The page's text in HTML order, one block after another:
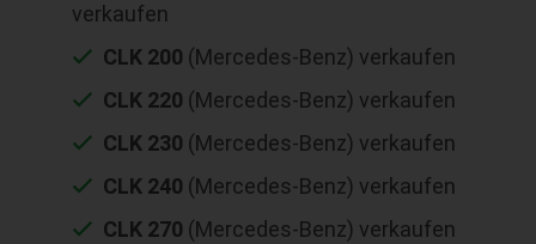
verkaufen
CLK 200 (Mercedes-Benz) verkaufen
CLK 220 (Mercedes-Benz) verkaufen
CLK 230 (Mercedes-Benz) verkaufen
CLK 240 (Mercedes-Benz) verkaufen
CLK 270 (Mercedes-Benz) verkaufen